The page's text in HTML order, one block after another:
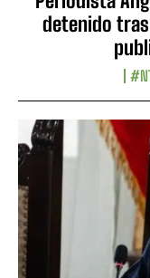
detenido